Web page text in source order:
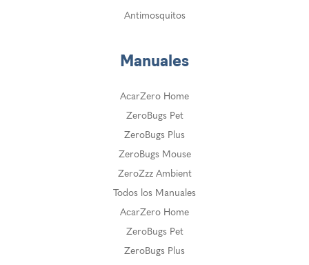
Antimosquitos
Manuales
AcarZero Home
ZeroBugs Pet
ZeroBugs Plus
ZeroBugs Mouse
ZeroZzz Ambient
Todos los Manuales
AcarZero Home
ZeroBugs Pet
ZeroBugs Plus